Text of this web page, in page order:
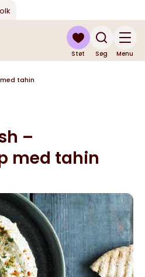
Søg
Støt Menu
tahin
–
med tahin